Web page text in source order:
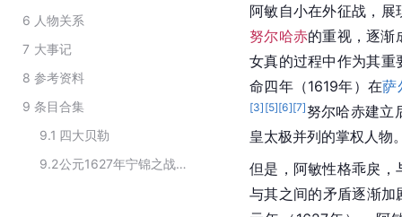
6 人物关系
7 大事记
8 参考资料
9 条目合集
9.1 四大贝勒
9.2
公元1627年宁锦之战的参战将领
阿敏自小在外征战，
努尔哈赤的重视，逐渐
女真的过程中作为其重
命四年（1619年）在萨
[3] [5][6][7]努尔哈赤建立
皇太极并列的掌权人物
但是，阿敏性格乖戾
与其之间的矛盾逐渐